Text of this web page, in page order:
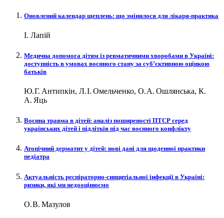
Оновлений календар щеплень: що змінилося для лікаря-практика
І. Лапій
Медична допомога дітям із ревматичними хворобами в Україні:
доступність в умовах воєнного стану за суб’єктивною оцінкою
батьків
Ю. Г. Антипкін, Л. І. Омельченко, О. А. Ошлянська, К.
А. Яць
Воєнна травма в дітей: аналіз поширеності ПТСР серед
українських дітей і підлітків під час воєнного конфлікту
Атопічний дерматит у дітей: нові дані для щоденної практики
педіатра
Актуальність респіраторно-синцитіальної інфекції в Україні:
ризики, які ми недооцінюємо
О. В. Мазулов